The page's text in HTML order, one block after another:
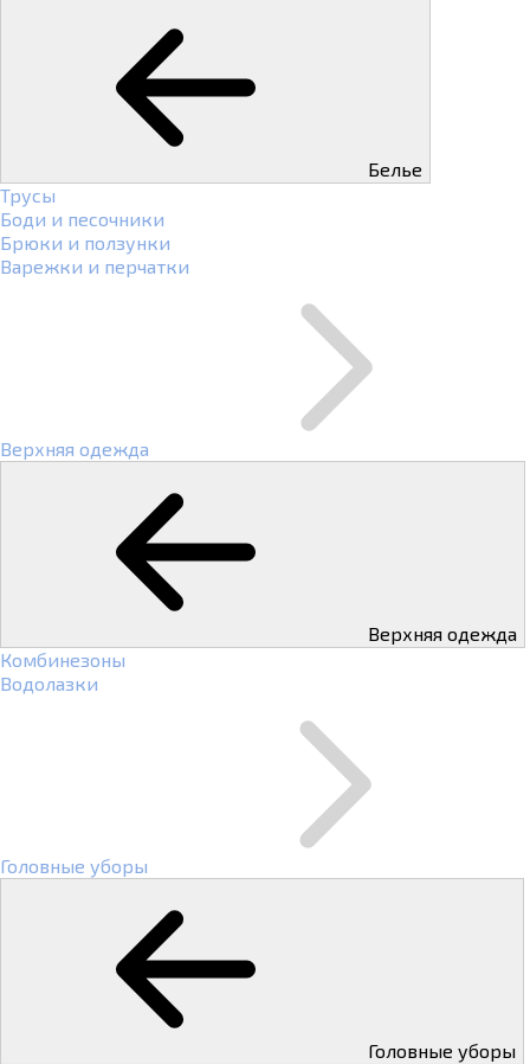
Белье
Трусы
Боди и песочники
Брюки и ползунки
Варежки и перчатки
Верхняя одежда
Верхняя одежда
Комбинезоны
Водолазки
Головные уборы
Головные уборы